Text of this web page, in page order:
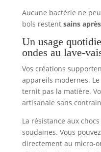
Aucune bactérie ne
bols restent sains
Un usage
ondes au lave-
Vos créations
appareils modernes.
ternit pas la matière.
artisanale sans
La résistance aux
soudaines. Vous
directement au micro-